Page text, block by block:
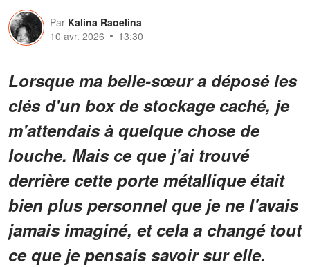
Par Kalina Raoelina
10 avr. 2026
13:30
Lorsque ma belle-sœur a déposé les
clés d'un box de stockage caché, je
m'attendais à quelque chose de
louche. Mais ce que j'ai trouvé
derrière cette porte métallique était
bien plus personnel que je ne l'avais
jamais imaginé, et cela a changé tout
ce que je pensais savoir sur elle.